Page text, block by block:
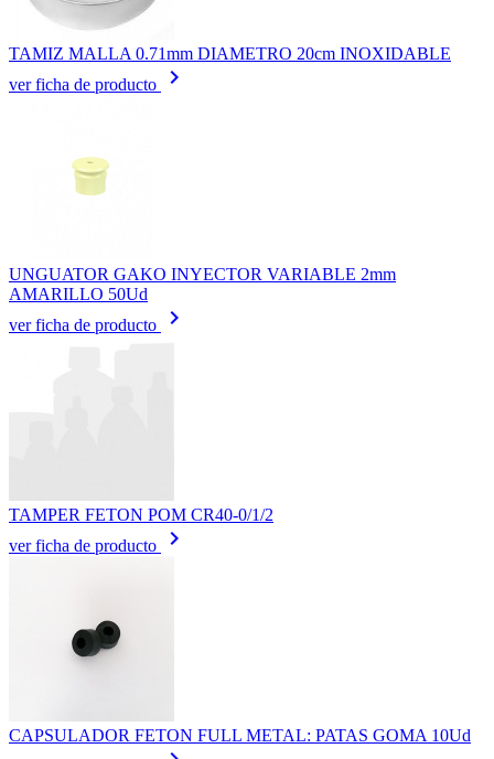
TAMIZ MALLA 0.71mm DIAMETRO 20cm INOXIDABLE
ver ficha de producto
keyboard_arrow_right
UNGUATOR GAKO INYECTOR VARIABLE 2mm
AMARILLO 50Ud
ver ficha de producto
keyboard_arrow_right
TAMPER FETON POM CR40-0/1/2
ver ficha de producto
keyboard_arrow_right
CAPSULADOR FETON FULL METAL: PATAS GOMA 10Ud